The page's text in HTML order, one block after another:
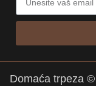
Domaća trpeza